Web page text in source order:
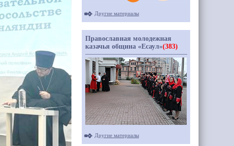
Другие материалы
Православная молодежная
казачья община «Есаул»(383)
Другие материалы